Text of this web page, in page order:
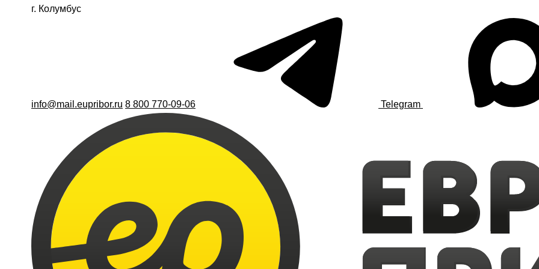
г. Колумбус
info@mail.eupribor.ru 8 800 770-09-06 Telegram